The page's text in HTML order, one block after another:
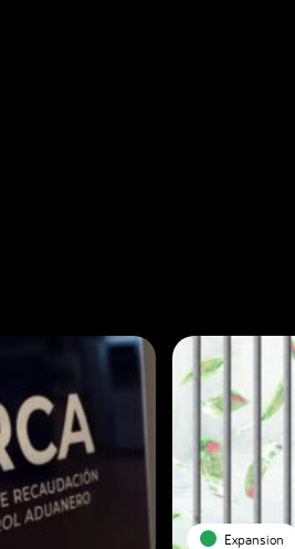
Expansion